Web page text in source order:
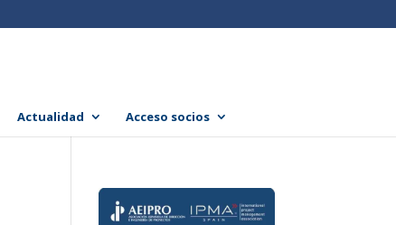
Actualidad Acceso socios